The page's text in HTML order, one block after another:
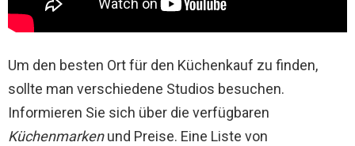
Um den besten Ort für den Küchenkauf zu finden,
sollte man verschiedene Studios besuchen.
Informieren Sie sich über die verfügbaren
Küchenmarkenund Preise. Eine Liste von